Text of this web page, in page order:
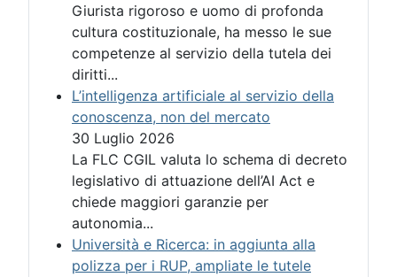
Giurista rigoroso e uomo di profonda
cultura costituzionale, ha messo le sue
competenze al servizio della tutela dei
diritti...
L’intelligenza artificiale al servizio della
conoscenza, non del mercato
30 Luglio 2026
La FLC CGIL valuta lo schema di decreto
legislativo di attuazione dell’AI Act e
chiede maggiori garanzie per
autonomia...
Università e Ricerca: in aggiunta alla
polizza per i RUP, ampliate le tutele